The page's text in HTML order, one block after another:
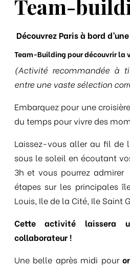
Team-
Découvrez Paris à bord
Team-Building pour découvrir la
(Activité recommandée à
entre une vaste sélection
Embarquez pour une
du temps pour vivre des
Laissez-vous aller au fil de
sous le soleil en écoutant
3h et vous pourrez
étapes sur les principales
Louis, Ile de la Cité, Ile Saint
Cette activité laissera
collaborateur !
Une belle après midi pour